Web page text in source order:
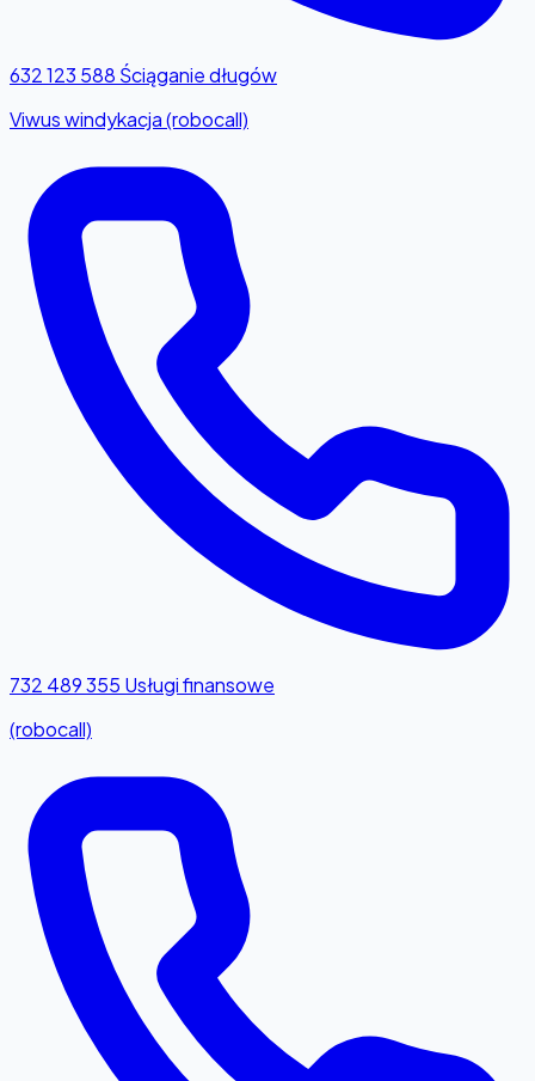
632 123 588 Ściąganie długów
Viwus windykacja (robocall)
732 489 355 Usługi finansowe
(robocall)